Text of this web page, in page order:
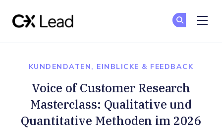
KUNDENDATEN, EINBLICKE & FEEDBACK
Voice of Customer Research
Masterclass: Qualitative und
Quantitative Methoden im 2026